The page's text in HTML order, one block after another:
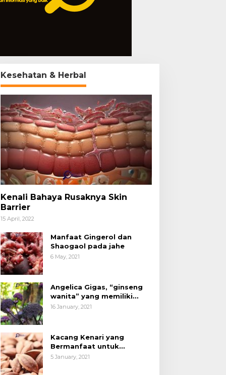
Kesehatan & Herbal
Kenali Bahaya Rusaknya Skin
Barrier
15 April, 2022
Manfaat Gingerol dan
Shaogaol pada jahe
6 May, 2021
Angelica Gigas, “ginseng
wanita” yang memiliki
peran mengatasi kanker.
16 January, 2021
Kacang Kenari yang
Bermanfaat untuk
Kesehatan (Bukan Hanya
5 January, 2021